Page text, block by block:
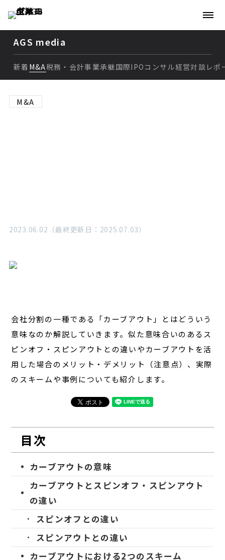
AGS media
新着
M&A
経営
新着 M&A税務・会計事業承継国際IPO コンサル経営対談 レポ
M&A
2023.06.02（最終更新日：2025.07.03）
会社分割の一種である「カーブアウト」とはどういう
意味なのか解説していきます。似た意味合いのあるス
ピンオフ・スピンアウトとの違いやカーブアウトを活
用した場合のメリット・デメリット（注意点）、実際
のスキームや事例についても紹介します。
目次
カーブアウトの意味
カーブアウトとスピンオフ・スピンアウト
の違い
スピンオフとの違い
スピンアウトとの違い
カーブアウトにおける2つのスキーム